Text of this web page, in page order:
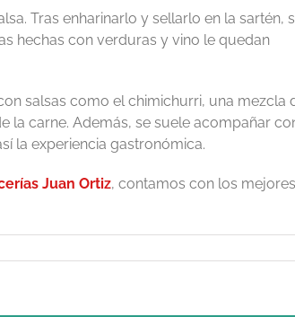
Tras enharinarlo y sellarlo en la sartén,
hechas con verduras y vino le quedan
salsas como el chimichurri, una mezcla
la carne. Además, se suele acompañar
la experiencia gastronómica.
Juan Ortiz, contamos con los mejores